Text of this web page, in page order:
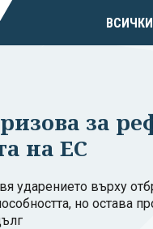
за
на ЕС
ударението върху
но остава